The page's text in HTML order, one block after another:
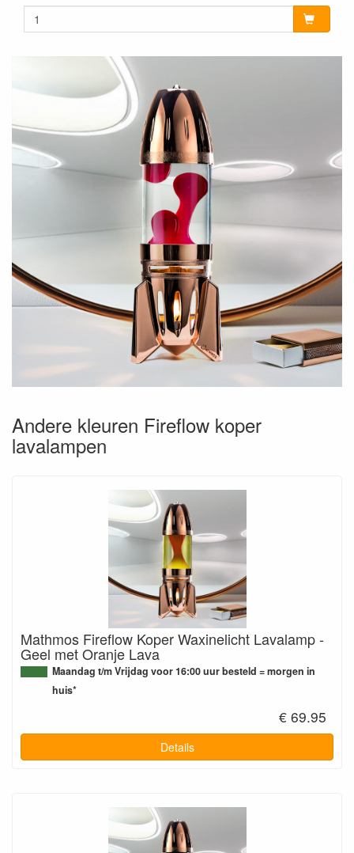
Andere kleuren Fireflow koper
lavalampen
Mathmos Fireflow Koper Waxinelicht Lavalamp -
Geel met Oranje Lava
Maandag t/m Vrijdag voor 16:00 uur besteld = morgen in
huis*
€ 69.95
Details